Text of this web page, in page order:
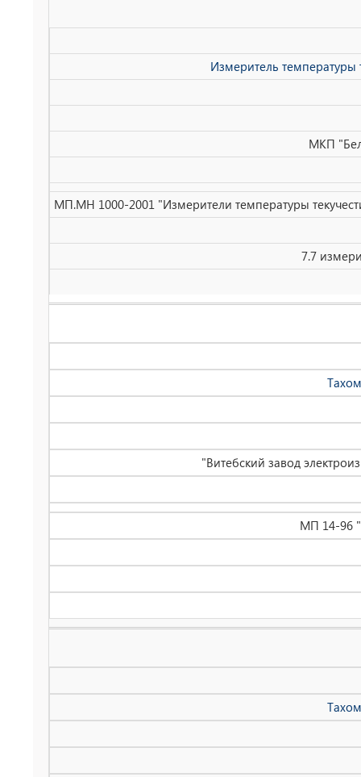
Измеритель температуры
МКП
МП.МН 1000-2001 "Измерители температуры
7.7
"Витебский завод
МП 14-96